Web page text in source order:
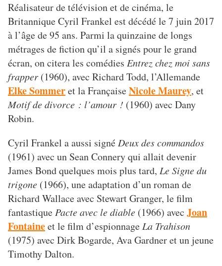
Réalisateur de télévision et de cinéma, le
Britannique Cyril Frankel est décédé le 7 juin 2017
à l’âge de 95 ans. Parmi la quinzaine de longs
métrages de fiction qu’il a signés pour le grand
écran, on citera les comédies Entrez chez moi sans
frapper (1960), avec Richard Todd, l’Allemande
Elke Sommeret la FrançaiseNicole Maurey, et
Motif de divorce : l’amour ! (1960) avec Dany
Robin.
Cyril Frankel a aussi signé Deux des commandos
(1961) avec un Sean Connery qui allait devenir
James Bond quelques mois plus tard, Le Signe du
trigone (1966), une adaptation d’un roman de
Richard Wallace avec Stewart Granger, le film
fantastique Pacte avec le diable (1966) avec Joan
Fontaineet le film d’espionnage La Trahison
(1975) avec Dirk Bogarde, Ava Gardner et un jeune
Timothy Dalton.